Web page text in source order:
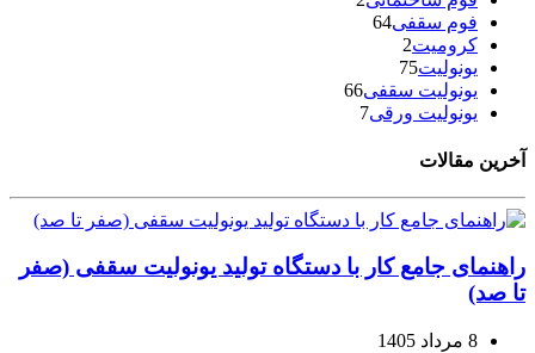
فوم سقفی64
کرومیت2
یونولیت75
یونولیت سقفی66
یونولیت ورقی7
آخرین مقالات
راهنمای جامع کار با دستگاه تولید یونولیت سقفی (صفر
تا صد)
8 مرداد 1405